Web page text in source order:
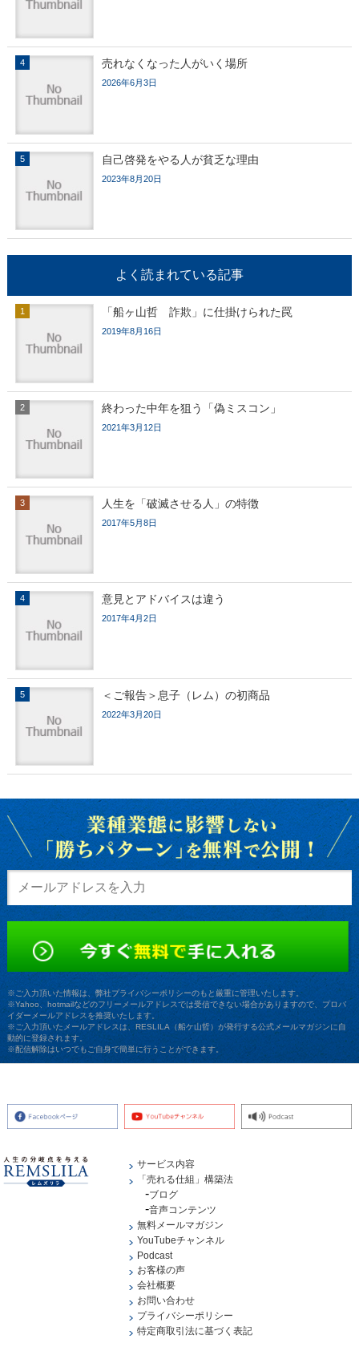
売れなくなった人がいく場所
2026年6月3日
自己啓発をやる人が貧乏な理由
2023年8月20日
よく読まれている記事
「船ヶ山哲 詐欺」に仕掛けられた罠
2019年8月16日
終わった中年を狙う「偽ミスコン」
2021年3月12日
人生を「破滅させる人」の特徴
2017年5月8日
意見とアドバイスは違う
2017年4月2日
＜ご報告＞息子（レム）の初商品
2022年3月20日
※ご入力頂いた情報は、弊社プライバシーポリシーのもと厳重に管理いたします。
※Yahoo、hotmailなどのフリーメールアドレスでは受信できない場合がありますので、プロバ
イダーメールアドレスを推奨いたします。
※ご入力頂いたメールアドレスは、RESLILA（船ケ山哲）が発行する公式メールマガジンに自
動的に登録されます。
※配信解除はいつでもご自身で簡単に行うことができます。
サービス内容
「売れる仕組」構築法
ブログ
音声コンテンツ
無料メールマガジン
YouTubeチャンネル
Podcast
お客様の声
会社概要
お問い合わせ
プライバシーポリシー
特定商取引法に基づく表記